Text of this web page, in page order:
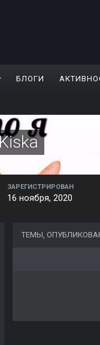
БЛОГИ
ЗАРЕГИСТРИРОВАН
16 ноября, 2020
ТЕМЫ,